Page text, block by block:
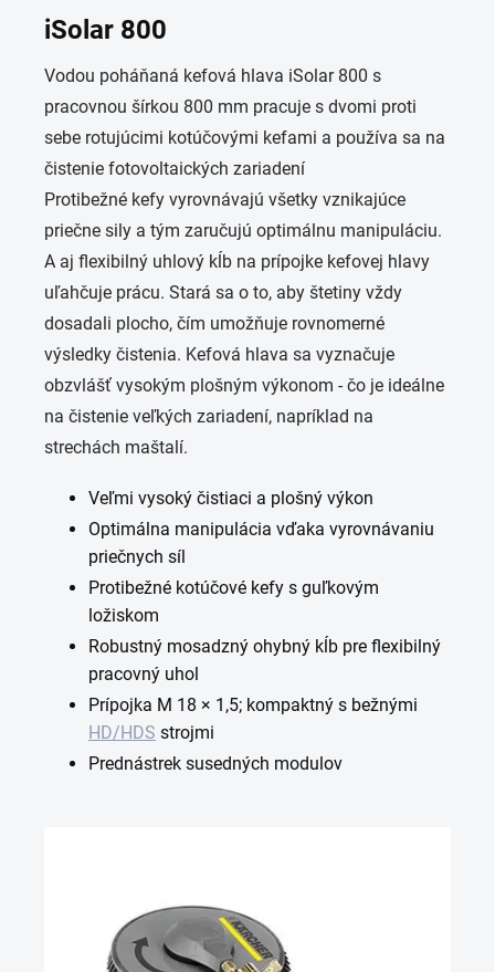
iSolar 800
Vodou poháňaná kefová hlava iSolar 800 s
pracovnou šírkou 800 mm pracuje s dvomi proti
sebe rotujúcimi kotúčovými kefami a používa sa na
čistenie fotovoltaických zariadení
Protibežné kefy vyrovnávajú všetky vznikajúce
priečne sily a tým zaručujú optimálnu manipuláciu.
A aj flexibilný uhlový kĺb na prípojke kefovej hlavy
uľahčuje prácu. Stará sa o to, aby štetiny vždy
dosadali plocho, čím umožňuje rovnomerné
výsledky čistenia. Kefová hlava sa vyznačuje
obzvlášť vysokým plošným výkonom - čo je ideálne
na čistenie veľkých zariadení, napríklad na
strechách maštalí.
Veľmi vysoký čistiaci a plošný výkon
Optimálna manipulácia vďaka vyrovnávaniu
priečnych síl
Protibežné kotúčové kefy s guľkovým
ložiskom
Robustný mosadzný ohybný kĺb pre flexibilný
pracovný uhol
Prípojka M 18 × 1,5; kompaktný s bežnými
HD/HDS strojmi
Prednástrek susedných modulov